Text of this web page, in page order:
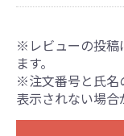
※レビューの投稿
ます。
※注文番号と氏名
表示されない場合